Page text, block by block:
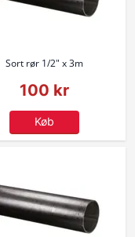
Sort rør 1/2" x 3m
100 kr
Køb